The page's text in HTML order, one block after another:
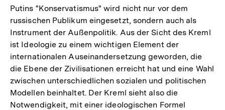
Putins "Konservatismus" wird nicht nur vor dem
russischen Publikum eingesetzt, sondern auch als
Instrument der Außenpolitik. Aus der Sicht des Kreml
ist Ideologie zu einem wichtigen Element der
internationalen Auseinandersetzung geworden, die
die Ebene der Zivilisationen erreicht hat und eine Wahl
zwischen unterschiedlichen sozialen und politischen
Modellen beinhaltet. Der Kreml sieht also die
Notwendigkeit, mit einer ideologischen Formel